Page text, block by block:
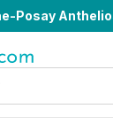
Posay